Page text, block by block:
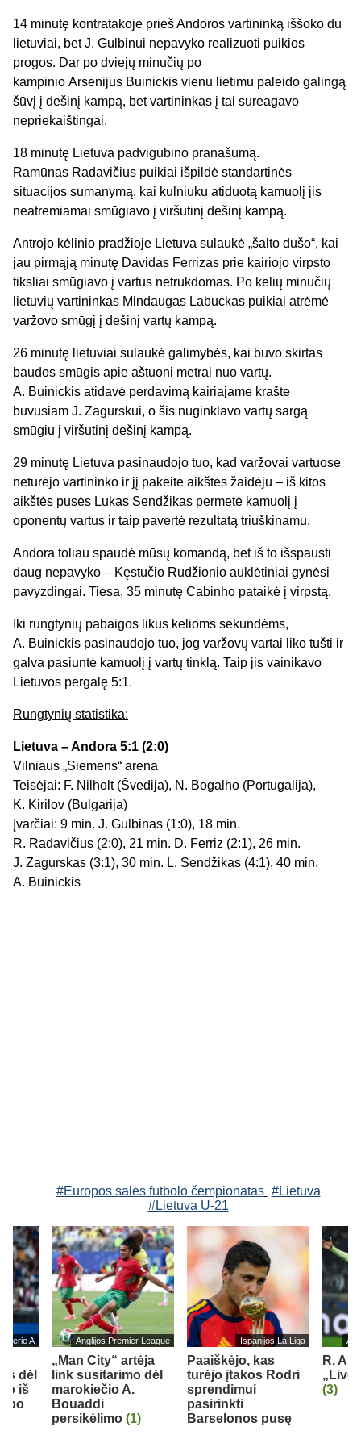
14 minutę kontratakoje prieš Andoros vartininką iššoko du
lietuviai, bet J. Gulbinui nepavyko realizuoti puikios
progos. Dar po dviejų minučių po
kampinio Arsenijus Buinickis vienu lietimu paleido galingą
šūvį į dešinį kampą, bet vartininkas į tai sureagavo
nepriekaištingai.
18 minutę Lietuva padvigubino pranašumą.
Ramūnas Radavičius puikiai išpildė standartinės
situacijos sumanymą, kai kulniuku atiduotą kamuolį jis
neatremiamai smūgiavo į viršutinį dešinį kampą.
Antrojo kėlinio pradžioje Lietuva sulaukė „šalto dušo“, kai
jau pirmąją minutę Davidas Ferrizas prie kairiojo virpsto
tiksliai smūgiavo į vartus netrukdomas. Po kelių minučių
lietuvių vartininkas Mindaugas Labuckas puikiai atrėmė
varžovo smūgį į dešinį vartų kampą.
26 minutę lietuviai sulaukė galimybės, kai buvo skirtas
baudos smūgis apie aštuoni metrai nuo vartų.
A. Buinickis atidavė perdavimą kairiajame krašte
buvusiam J. Zagurskui, o šis nuginklavo vartų sargą
smūgiu į viršutinį dešinį kampą.
29 minutę Lietuva pasinaudojo tuo, kad varžovai vartuose
neturėjo vartininko ir jį pakeitė aikštės žaidėju – iš kitos
aikštės pusės Lukas Sendžikas permetė kamuolį į
oponentų vartus ir taip pavertė rezultatą triuškinamu.
Andora toliau spaudė mūsų komandą, bet iš to išspausti
daug nepavyko – Kęstučio Rudžionio auklėtiniai gynėsi
pavyzdingai. Tiesa, 35 minutę Cabinho pataikė į virpstą.
Iki rungtynių pabaigos likus kelioms sekundėms,
A. Buinickis pasinaudojo tuo, jog varžovų vartai liko tušti ir
galva pasiuntė kamuolį į vartų tinklą. Taip jis vainikavo
Lietuvos pergalę 5:1.
Rungtynių statistika:
Lietuva – Andora 5:1 (2:0)
Vilniaus „Siemens“ arena
Teisėjai: F. Nilholt (Švedija), N. Bogalho (Portugalija),
K. Kirilov (Bulgarija)
Įvarčiai: 9 min. J. Gulbinas (1:0), 18 min.
R. Radavičius (2:0), 21 min. D. Ferriz (2:1), 26 min.
J. Zagurskas (3:1), 30 min. L. Sendžikas (4:1), 40 min.
A. Buinickis
#Europos salės futbolo čempionatas #Lietuva
#Lietuva U-21
Serie A
dėl
iš
Anglijos Premier League
„Man City“ artėja
link susitarimo dėl
marokiečio A.
Bouaddi
persikėlimo (1)
Ispanijos La Liga
Paaiškėjo, kas
turėjo įtakos Rodri
sprendimui
pasirinkti
Barselonos pusę
R.
(3)